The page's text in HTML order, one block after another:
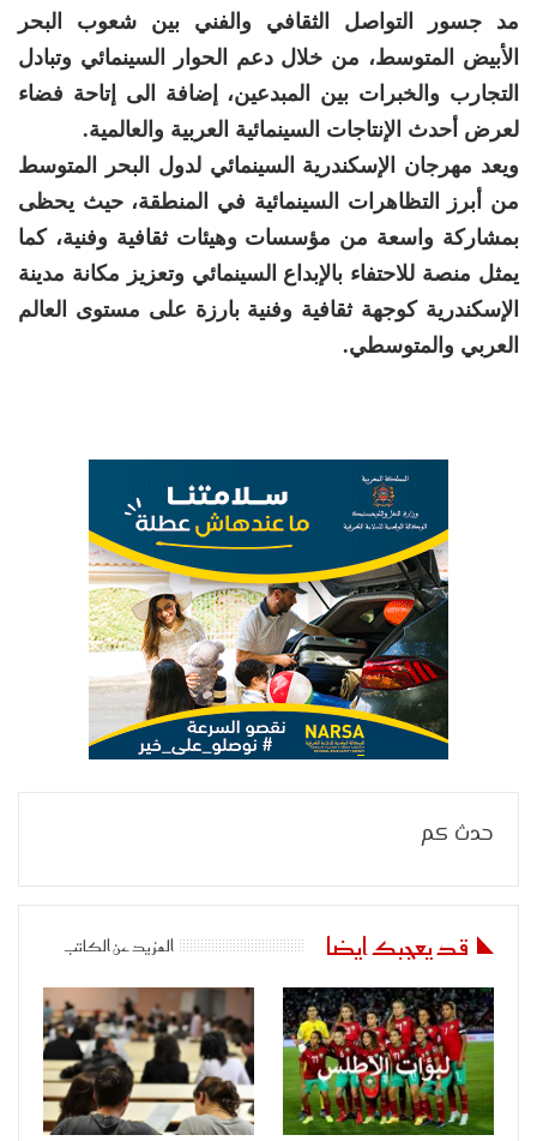
مد جسور التواصل الثقافي والفني بين شعوب البحر
الأبيض المتوسط، من خلال دعم الحوار السينمائي وتبادل
التجارب والخبرات بين المبدعين، إضافة الى إتاحة فضاء
لعرض أحدث الإنتاجات السينمائية العربية والعالمية.
ويعد مهرجان الإسكندرية السينمائي لدول البحر المتوسط
من أبرز التظاهرات السينمائية في المنطقة، حيث يحظى
بمشاركة واسعة من مؤسسات وهيئات ثقافية وفنية، كما
يمثل منصة للاحتفاء بالإبداع السينمائي وتعزيز مكانة مدينة
الإسكندرية كوجهة ثقافية وفنية بارزة على مستوى العالم
العربي والمتوسطي.
حدث كم
قد يعجبك ايضا المزيد عن الكاتب